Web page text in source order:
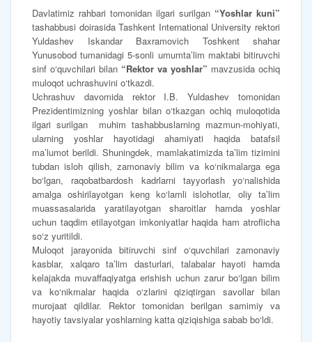
Davlatimiz rahbari tomonidan ilgari surilgan “Yoshlar kuni”
tashabbusi doirasida Tashkent International University rektori
Yuldashev Iskandar Baxramovich Toshkent shahar
Yunusobod tumanidagi 5-sonli umumta’lim maktabi bitiruvchi
sinf o‘quvchilari bilan “Rektor va yoshlar” mavzusida ochiq
muloqot uchrashuvini o‘tkazdi.
Uchrashuv davomida rektor I.B. Yuldashev tomonidan
Prezidentimizning yoshlar bilan o‘tkazgan ochiq muloqotida
ilgari surilgan muhim tashabbuslarning mazmun-mohiyati,
ularning yoshlar hayotidagi ahamiyati haqida batafsil
ma’lumot berildi. Shuningdek, mamlakatimizda ta’lim tizimini
tubdan isloh qilish, zamonaviy bilim va ko‘nikmalarga ega
bo‘lgan, raqobatbardosh kadrlarni tayyorlash yo‘nalishida
amalga oshirilayotgan keng ko‘lamli islohotlar, oliy ta’lim
muassasalarida yaratilayotgan sharoitlar hamda yoshlar
uchun taqdim etilayotgan imkoniyatlar haqida ham atroflicha
so‘z yuritildi.
Muloqot jarayonida bitiruvchi sinf o‘quvchilari zamonaviy
kasblar, xalqaro ta’lim dasturlari, talabalar hayoti hamda
kelajakda muvaffaqiyatga erishish uchun zarur bo‘lgan bilim
va ko‘nikmalar haqida o‘zlarini qiziqtirgan savollar bilan
murojaat qildilar. Rektor tomonidan berilgan samimiy va
hayotiy tavsiyalar yoshlarning katta qiziqishiga sabab bo‘ldi.